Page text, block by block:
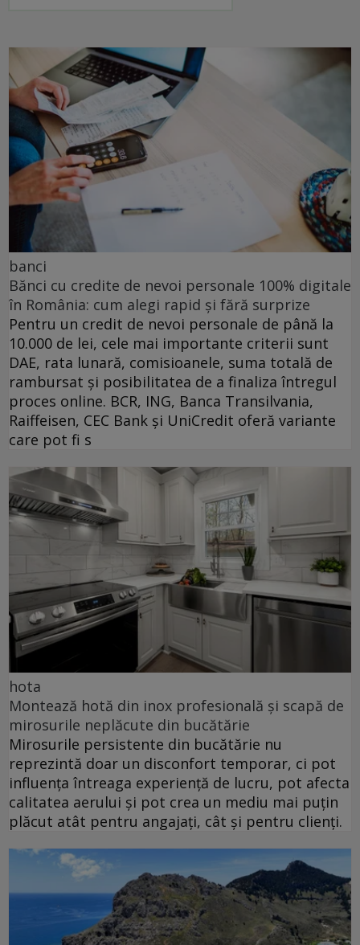
banci
Bănci cu credite de nevoi personale 100% digitale
în România: cum alegi rapid și fără surprize
Pentru un credit de nevoi personale de până la
10.000 de lei, cele mai importante criterii sunt
DAE, rata lunară, comisioanele, suma totală de
rambursat și posibilitatea de a finaliza întregul
proces online. BCR, ING, Banca Transilvania,
Raiffeisen, CEC Bank și UniCredit oferă variante
care pot fi s
hota
Montează hotă din inox profesională și scapă de
mirosurile neplăcute din bucătărie
Mirosurile persistente din bucătărie nu
reprezintă doar un disconfort temporar, ci pot
influența întreaga experiență de lucru, pot afecta
calitatea aerului și pot crea un mediu mai puțin
plăcut atât pentru angajați, cât și pentru clienți.